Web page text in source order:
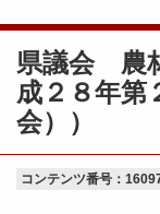
県議会 農
成２８年第
会））
コンテンツ番号：